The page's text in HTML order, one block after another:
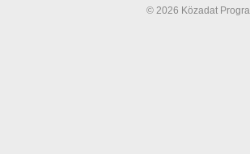
© 2026 Közadat